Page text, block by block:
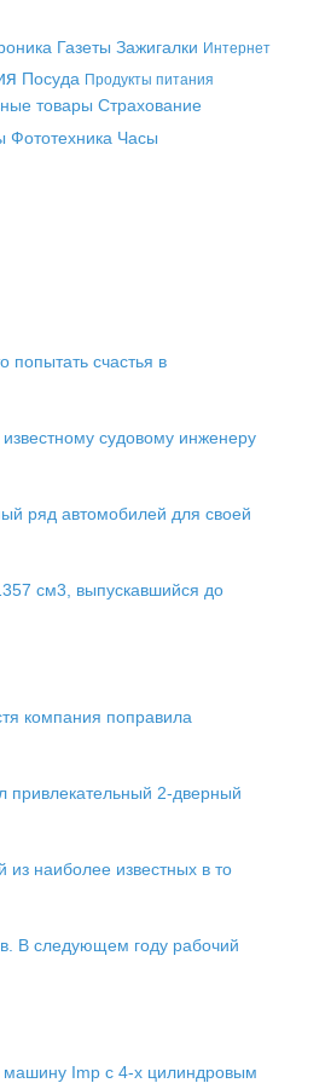
Газеты Зажигалки Интернет
Посуда Продукты питания
товары Страхование
Фототехника Часы
счастья в
судовому инженеру
ряд автомобилей для своей
см3, выпускавшийся до
компания поправила
привлекательный 2-дверный
наиболее известных в то
В следующем году рабочий
машину Imp с 4-х цилиндровым